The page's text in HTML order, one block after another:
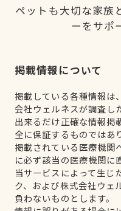
ペットも大切な家族
ーをサポ
掲載情報について
掲載している各種情報は
会社ウェルネスが調査し
出来るだけ正確な情報掲
全に保証するものではあ
掲載されている医療機関
に必ず該当の医療機関に
当サービスによって生じ
ク、および株式会社ウェ
負わないものとします。